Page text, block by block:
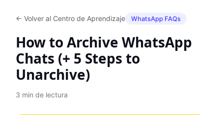
← Volver al Centro de Aprendizaje WhatsApp FAQs
How to Archive WhatsApp
Chats (+ 5 Steps to
Unarchive)
3 min de lectura